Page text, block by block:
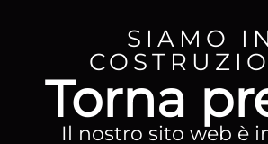
SIAMO
Torna
Il nostro sito web è